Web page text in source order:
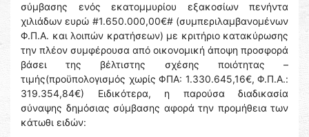
σύμβασης ενός εκατομμυρίου εξακοσίων πενήντα
χιλιάδων ευρώ #1.650.000,00€# (συμπεριλαμβανομένων
Φ.Π.Α. και λοιπών κρατήσεων) με κριτήριο κατακύρωσης
την πλέον συμφέρουσα από οικονομική άποψη προσφορά
βάσει της βέλτιστης σχέσης ποιότητας –
τιμής(προϋπολογισμός χωρίς ΦΠΑ: 1.330.645,16€, Φ.Π.Α.:
319.354,84€) Ειδικότερα, η παρούσα διαδικασία
σύναψης δημόσιας σύμβασης αφορά την προμήθεια των
κάτωθι ειδών: